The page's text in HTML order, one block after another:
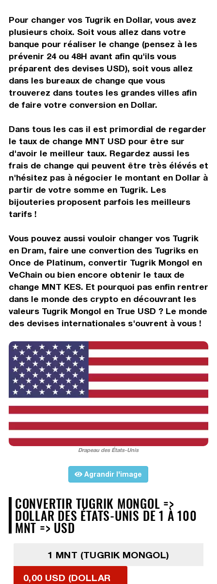
Pour changer vos Tugrik en Dollar, vous avez
plusieurs choix. Soit vous allez dans votre
banque pour réaliser le change (pensez à les
prévenir 24 ou 48H avant afin qu'ils vous
préparent des devises USD), soit vous allez
dans les bureaux de change que vous
trouverez dans toutes les grandes villes afin
de faire votre conversion en Dollar.
Dans tous les cas il est primordial de regarder
le taux de change MNT USD pour être sur
d'avoir le meilleur taux. Regardez aussi les
frais de change qui peuvent être très élévés et
n'hésitez pas à négocier le montant en Dollar à
partir de votre somme en Tugrik. Les
bijouteries proposent parfois les meilleurs
tarifs !
Vous pouvez aussi vouloir changer vos Tugrik
en Dram, faire une convertion des Tugriks en
Once de Platinum, convertir Tugrik Mongol en
VeChain ou bien encore obtenir le taux de
change MNT KES. Et pourquoi pas enfin rentrer
dans le monde des crypto en découvrant les
valeurs Tugrik Mongol en True USD ? Le monde
des devises internationales s'ouvrent à vous !
Drapeau des États-Unis
Agrandir l'image
CONVERTIR TUGRIK MONGOL =>
DOLLAR DES ÉTATS-UNIS DE 1 À 100
MNT => USD
1 MNT (TUGRIK MONGOL)
0,00 USD (DOLLAR